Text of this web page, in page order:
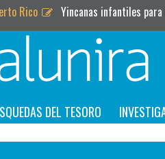
Rico Yincanas infantiles
DEL TESORO